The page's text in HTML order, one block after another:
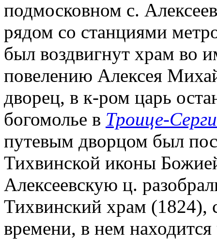
подмосковном с.
рядом со станциями
был воздвигнут храм во
повелению Алексея
дворец, в к-ром царь
богомолье в Троице-
путевым дворцом был
Тихвинской иконы
Алексеевскую ц.
Тихвинский храм (1824),
времени, в нем